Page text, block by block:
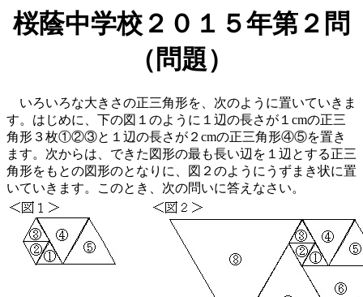
桜蔭中学校２０１５年第２問
（問題）
いろいろな大きさの正三角形を、次のように置いていきま
す。はじめに、下の図１のように１辺の長さが１cmの正三
角形３枚①②③と１辺の長さが２cmの正三角形④⑤を置き
ます。次からは、できた図形の最も長い辺を１辺とする正三
角形をもとの図形のとなりに、図２のようにうずまき状に置
いていきます。このとき、次の問いに答えなさい。